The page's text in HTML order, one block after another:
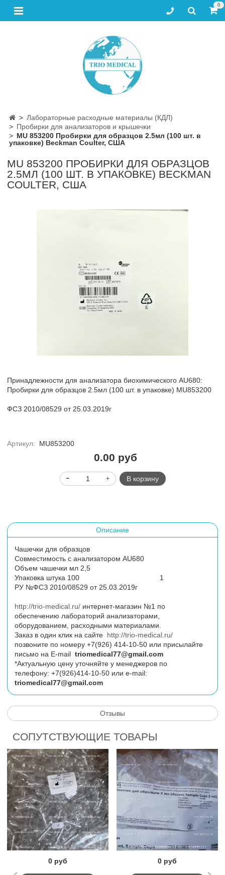
0
Лабораторные расходные материалы (КДЛ)
Пробирки для анализаторов и крышечки
MU 853200 Пробирки для образцов 2.5мл (100 шт. в
упаковке) Beckman Coulter, США
MU 853200 ПРОБИРКИ ДЛЯ ОБРАЗЦОВ
2.5МЛ (100 ШТ. В УПАКОВКЕ) BECKMAN
COULTER, США
Принадлежности для анализатора биохимического AU680:
Пробирки для образцов 2.5мл (100 шт. в упаковке) MU853200
ФСЗ 2010/08529 от 25.03.2019г
Артикул: MU853200
0.00 руб
В корзину
Описание
Чашечки для образцов
Совместимость с анализатором AU680
Объем чашечки мл 2,5
Упаковка штука 100 1
РУ №ФСЗ 2010/08529 от 25.03.2019г
http://trio-medical.ru/ интернет-магазин №1 по
обеспечению лабораторий анализаторами,
оборудованием, расходными материалами.
Заказ в один клик на сайте http://trio-medical.ru/
позвоните по номеру +7(926) 414-10-50 или присылайте
письмо на E-mail triomedical77@gmail.com
*Актуальную цену уточняйте у менеджеров по
телефону: +7(926)414-10-50 или e-mail:
triomedical77@gmail.com
Отзывы
СОПУТСТВУЮЩИЕ ТОВАРЫ
0 руб 0 руб